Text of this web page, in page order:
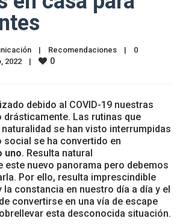
| Recomendaciones |
0
2022 | 0
debido al COVID-19 nuestras
drásticamente. Las rutinas que
se han visto interrumpidas
social se ha convertido en
uno. Resulta natural
este nuevo panorama pero debemos
Por ello, resulta imprescindible
constancia en nuestro día a día y el
convertirse en una vía de escape
esta desconocida situación.